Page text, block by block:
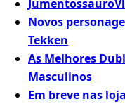
Novos
Tekken
As Melhores
Masculinos
Em breve nas